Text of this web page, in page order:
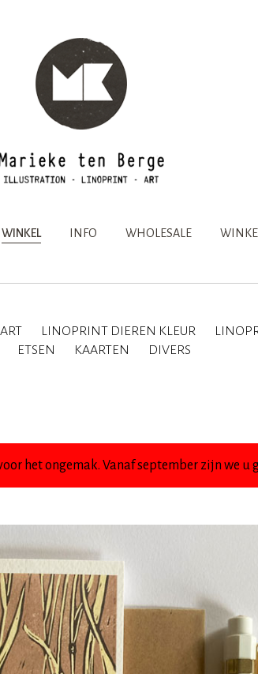
WINKEL INFO WHOLESALE
LINOPRINT DIEREN KLEUR
ETSEN KAARTEN DIVERS
het ongemak. Vanaf september zijn we u